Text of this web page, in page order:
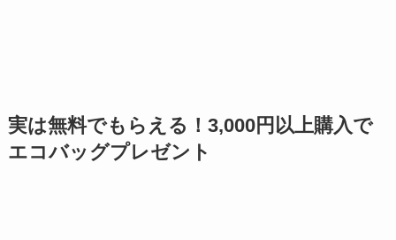
実は無料でもらえる！3,000円以上購入で
エコバッグプレゼント